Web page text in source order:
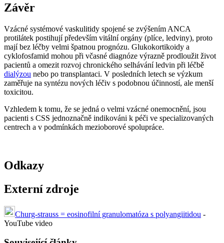
Závěr
Vzácné systémové vaskulitidy spojené se zvýšením ANCA
protilátek postihují především vitální orgány (plíce, ledviny), proto
mají bez léčby velmi špatnou prognózu. Glukokortikoidy a
cyklofosfamid mohou při včasné diagnóze výrazně prodloužit život
pacientů a omezit rozvoj chronického selhávání ledvin při léčbě
dialýzou nebo po transplantaci. V posledních letech se výzkum
zaměřuje na syntézu nových léčiv s podobnou účinností, ale menší
toxicitou.
Vzhledem k tomu, že se jedná o velmi vzácné onemocnění, jsou
pacienti s CSS jednoznačně indikováni k péči ve specializovaných
centrech a v podmínkách mezioborové spolupráce.
Odkazy
Externí zdroje
Churg-strauss = eosinofilní granulomatóza s polyangiitidou -
YouTube video